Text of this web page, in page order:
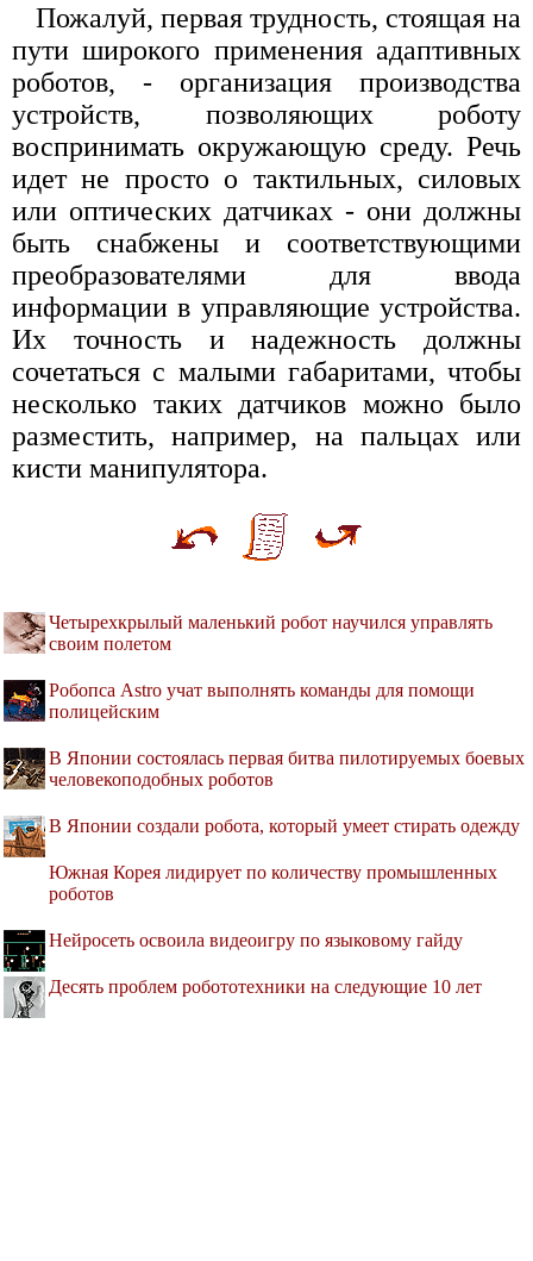
Пожалуй, первая трудность, стоящая на
пути широкого применения адаптивных
роботов, - организация производства
устройств, позволяющих роботу
воспринимать окружающую среду. Речь
идет не просто о тактильных, силовых
или оптических датчиках - они должны
быть снабжены и соответствующими
преобразователями для ввода
информации в управляющие устройства.
Их точность и надежность должны
сочетаться с малыми габаритами, чтобы
несколько таких датчиков можно было
разместить, например, на пальцах или
кисти манипулятора.
Четырехкрылый маленький робот научился управлять
своим полетом
Робопса Astro учат выполнять команды для помощи
полицейским
В Японии состоялась первая битва пилотируемых боевых
человекоподобных роботов
В Японии создали робота, который умеет стирать одежду
Южная Корея лидирует по количеству промышленных
роботов
Нейросеть освоила видеоигру по языковому гайду
Десять проблем робототехники на следующие 10 лет